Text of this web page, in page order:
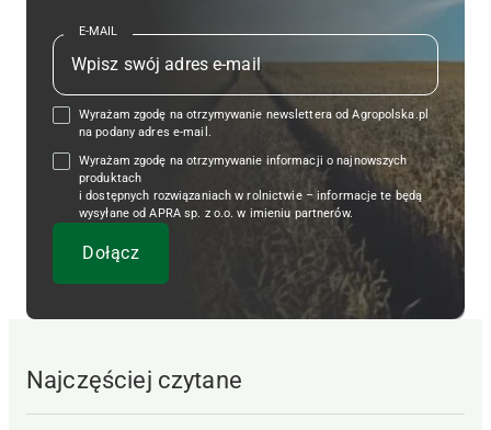
E-MAIL
Wyrażam zgodę na otrzymywanie newslettera od Agropolska.pl
na podany adres e-mail.
Wyrażam zgodę na otrzymywanie informacji o najnowszych
produktach
i dostępnych rozwiązaniach w rolnictwie – informacje te będą
wysyłane od APRA sp. z o.o. w imieniu partnerów.
Najczęściej czytane